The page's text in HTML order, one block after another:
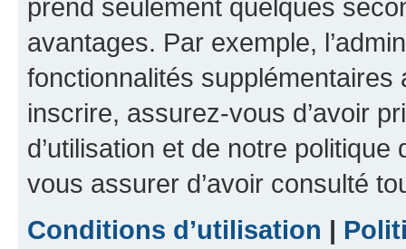
prend seulement quelques
avantages. Par exemple,
fonctionnalités
inscrire, assurez-vous d’avoir
d’utilisation et de notre
vous assurer d’avoir consulté
Conditions d’utilisation |